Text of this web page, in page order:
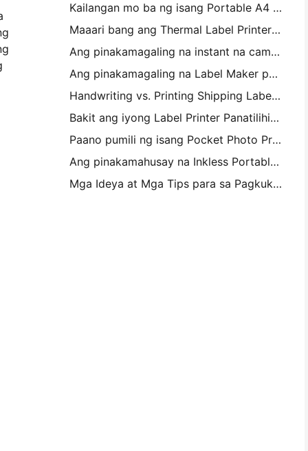
Kailangan mo ba ng isang Portable A4 Printer para sa mga Warehouse Invoices? Ano talagang gumagana
Maaari bang ang Thermal Label Printers ay gumawa ng Waterproof Labels para sa mga maliliit na Producto ng negosyo?
Ang pinakamagaling na instant na camera para sa mga magsimula na ayaw magbasura ng papel
Ang pinakamagaling na Label Maker para sa Pagpapakita at Scrapbooking: Magdagdag ng Karagdagang Color sa bawat Pahina
Handwriting vs. Printing Shipping Labels: Tips for Small Businesses noong 2026
Bakit ang iyong Label Printer Panatilihin ang Jamming?
Paano pumili ng isang Pocket Photo Printer: Isang kumpletong pahayag para sa Pagmamamahayag, Travel, at iPhone Users
Ang pinakamahusay na Inkless Portable Printer para sa Travel, School, at Mobile Work: Hanin MT620 Pro Review
Mga Ideya at Mga Tips para sa Pagkukumpisal ng Kambahay at Dorm